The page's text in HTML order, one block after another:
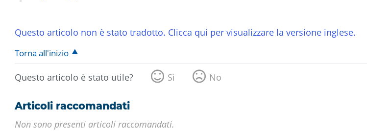
Questo articolo non è stato tradotto. Clicca qui per visualizzare la versione inglese.
Torna all'inizio
Questo articolo è stato utile? Sì No
Articoli raccomandati
Non sono presenti articoli raccomandati.